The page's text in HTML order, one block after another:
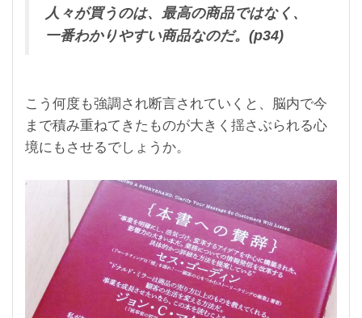
人々が買うのは、最高の商品ではなく、
一番わかりやすい商品なのだ。(p34)
こう何度も強調され断言されていくと、脳内で今
まで積み重ねてきたものが大きく揺さぶられる心
境にもさせるでしょうか。